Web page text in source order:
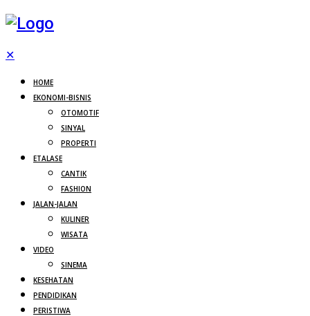
✕
HOME
EKONOMI-BISNIS
OTOMOTIF
SINYAL
PROPERTI
ETALASE
CANTIK
FASHION
JALAN-JALAN
KULINER
WISATA
VIDEO
SINEMA
KESEHATAN
PENDIDIKAN
PERISTIWA